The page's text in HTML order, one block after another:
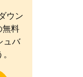
ウン
無料
ュバ